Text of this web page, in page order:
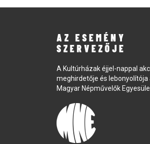
AZ ESEMÉNY
SZERVEZŐJE
A Kultúrházak éjjel-nappal
meghirdetője és lebonyolítója
Magyar Népművelők